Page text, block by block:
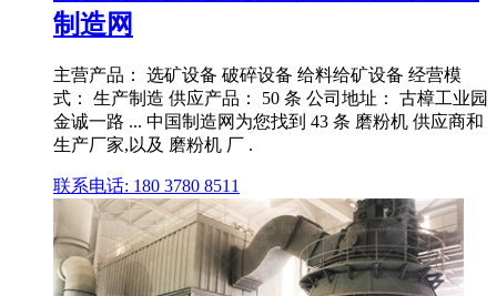
制造网
主营产品： 选矿设备 破碎设备 给料给矿设备 经营模
式： 生产制造 供应产品： 50 条 公司地址： 古樟工业园
金诚一路 ... 中国制造网为您找到 43 条 磨粉机 供应商和
生产厂家,以及 磨粉机 厂 .
联系电话: 180 3780 8511